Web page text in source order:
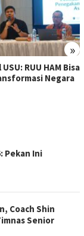
»
RUU HAM Bisa
Negara
Pekan Ini
Coach Shin
Senior